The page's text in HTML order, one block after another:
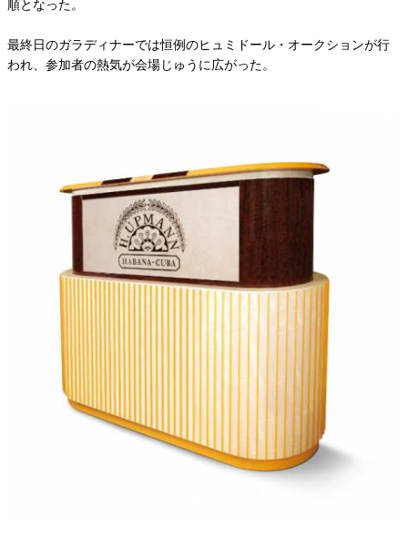
順となった。
最終日のガラディナーでは恒例のヒュミドール・オークションが行
われ、参加者の熱気が会場じゅうに広がった。